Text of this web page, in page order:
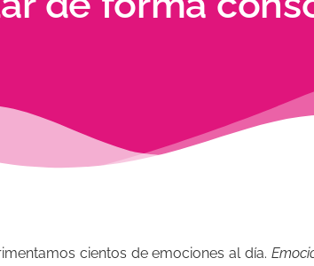
cientos de emociones al día.